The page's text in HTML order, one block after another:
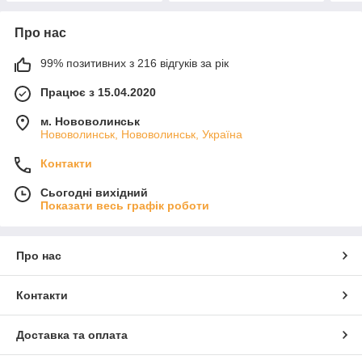
Про нас
99% позитивних з 216 відгуків за рік
Працює з 15.04.2020
м. Нововолинськ
Нововолинськ, Нововолинськ, Україна
Контакти
Сьогодні вихідний
Показати весь графік роботи
Про нас
Контакти
Доставка та оплата